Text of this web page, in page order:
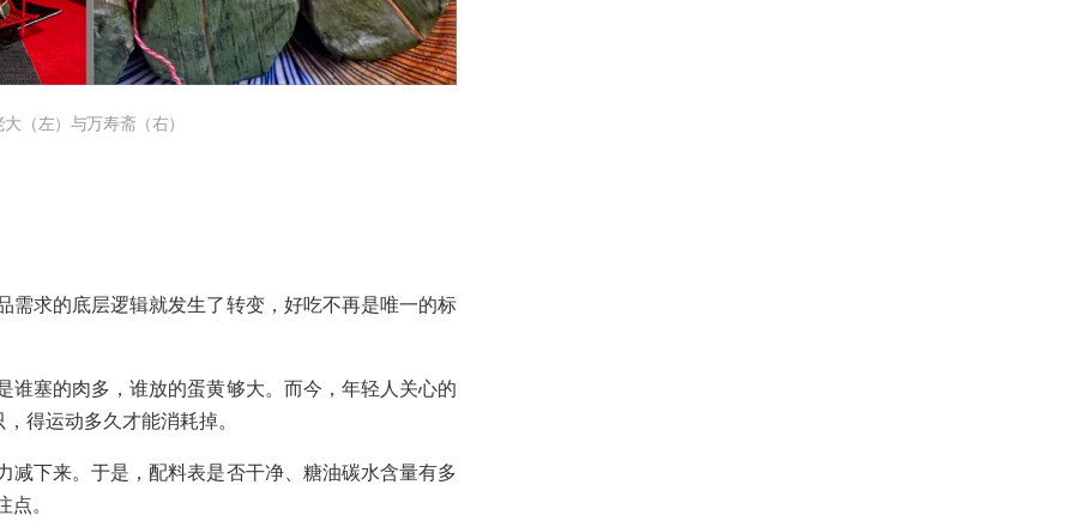
（左）与万寿斋（右）
需求的底层逻辑就发生了转变，好吃不再是唯一的标
谁塞的肉多，谁放的蛋黄够大。而今，年轻人关心的
得运动多久才能消耗掉。
减下来。于是，配料表是否干净、糖油碳水含量有多
。